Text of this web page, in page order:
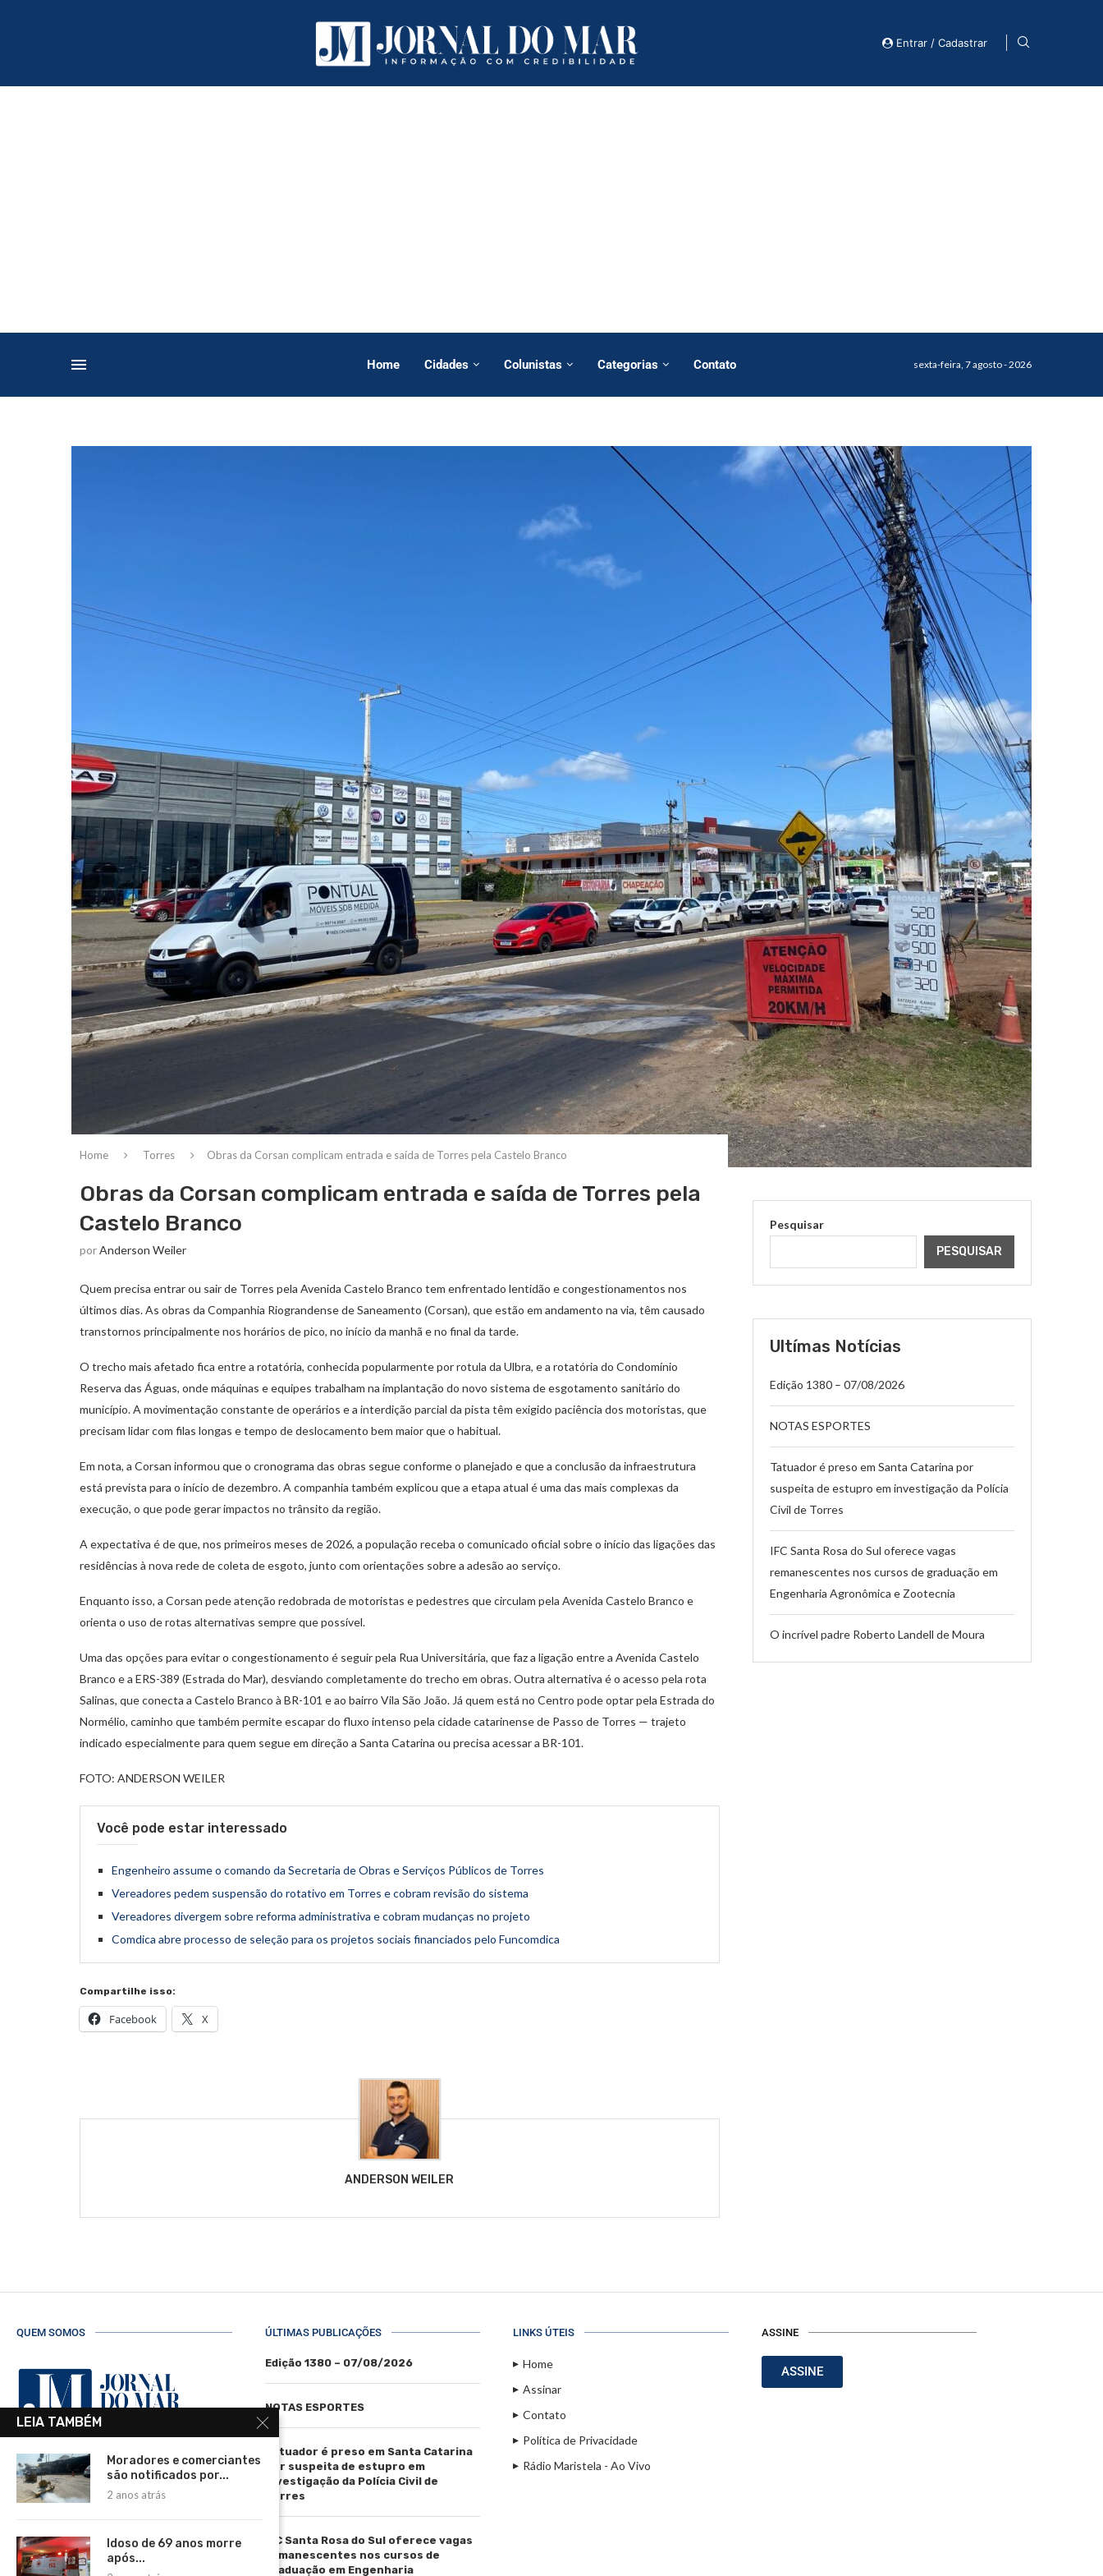
Entrar / Cadastrar
Home Cidades Colunistas Categorias Contato sexta-feira, 7 agosto - 2026
Home Torres Obras da Corsan complicam entrada e saída de Torres pela Castelo Branco
Obras da Corsan complicam entrada e saída de Torres pela
Castelo Branco
porAnderson Weiler
Quem precisa entrar ou sair de Torres pela Avenida Castelo Branco tem enfrentado lentidão e congestionamentos nos
últimos dias. As obras da Companhia Riograndense de Saneamento (Corsan), que estão em andamento na via, têm causado
transtornos principalmente nos horários de pico, no início da manhã e no final da tarde.
O trecho mais afetado fica entre a rotatória, conhecida popularmente por rotula da Ulbra, e a rotatória do Condomínio
Reserva das Águas, onde máquinas e equipes trabalham na implantação do novo sistema de esgotamento sanitário do
município. A movimentação constante de operários e a interdição parcial da pista têm exigido paciência dos motoristas, que
precisam lidar com filas longas e tempo de deslocamento bem maior que o habitual.
Em nota, a Corsan informou que o cronograma das obras segue conforme o planejado e que a conclusão da infraestrutura
está prevista para o início de dezembro. A companhia também explicou que a etapa atual é uma das mais complexas da
execução, o que pode gerar impactos no trânsito da região.
A expectativa é de que, nos primeiros meses de 2026, a população receba o comunicado oficial sobre o início das ligações das
residências à nova rede de coleta de esgoto, junto com orientações sobre a adesão ao serviço.
Enquanto isso, a Corsan pede atenção redobrada de motoristas e pedestres que circulam pela Avenida Castelo Branco e
orienta o uso de rotas alternativas sempre que possível.
Uma das opções para evitar o congestionamento é seguir pela Rua Universitária, que faz a ligação entre a Avenida Castelo
Branco e a ERS-389 (Estrada do Mar), desviando completamente do trecho em obras. Outra alternativa é o acesso pela rota
Salinas, que conecta a Castelo Branco à BR-101 e ao bairro Vila São João. Já quem está no Centro pode optar pela Estrada do
Normélio, caminho que também permite escapar do fluxo intenso pela cidade catarinense de Passo de Torres — trajeto
indicado especialmente para quem segue em direção a Santa Catarina ou precisa acessar a BR-101.
FOTO: ANDERSON WEILER
Você pode estar interessado
Engenheiro assume o comando da Secretaria de Obras e Serviços Públicos de Torres
Vereadores pedem suspensão do rotativo em Torres e cobram revisão do sistema
Vereadores divergem sobre reforma administrativa e cobram mudanças no projeto
Comdica abre processo de seleção para os projetos sociais financiados pelo Funcomdica
Compartilhe isso:
Facebook X
ANDERSON WEILER
Pesquisar
PESQUISAR
Ultímas Notícias
Edição 1380 – 07/08/2026
NOTAS ESPORTES
Tatuador é preso em Santa Catarina por
suspeita de estupro em investigação da Polícia
Civil de Torres
IFC Santa Rosa do Sul oferece vagas
remanescentes nos cursos de graduação em
Engenharia Agronômica e Zootecnia
O incrível padre Roberto Landell de Moura
QUEM SOMOS
R. Manoel de Matos Pereira, 40 -
Centro, Torres - RS, 95560-000
Telefone: (51) 3664-4188
comercial@jornaldomar.combr
Email:
ÚLTIMAS PUBLICAÇÕES
Edição 1380 – 07/08/2026
NOTAS ESPORTES
Tatuador é preso em Santa Catarina
por suspeita de estupro em
investigação da Polícia Civil de
Torres
IFC Santa Rosa do Sul oferece vagas
remanescentes nos cursos de
graduação em Engenharia
LINKS ÚTEIS
Home
Assinar
Contato
Política de Privacidade
Rádio Maristela - Ao Vivo
ASSINE
ASSINE
LEIA TAMBÉM
Moradores e comerciantes
são notificados por...
2 anos atrás
Idoso de 69 anos morre
após...